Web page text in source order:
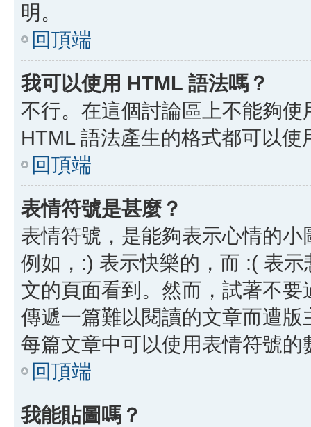
明。
回頂端
我可以使用 HTML 語法嗎？
不行。在這個討論區上不能夠
HTML 語法產生的格式都可以
回頂端
表情符號是甚麼？
表情符號，是能夠表示心情的
例如，:) 表示快樂的，而 :( 表
文的頁面看到。然而，試著不
傳遞一篇難以閱讀的文章而遭
每篇文章中可以使用表情符號的
回頂端
我能貼圖嗎？